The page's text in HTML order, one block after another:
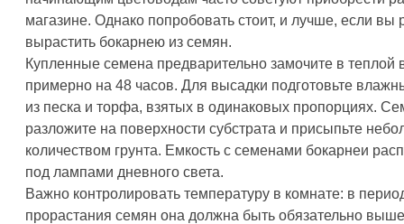
магазине. Однако попробовать стоит, и лучше, если вы
вырастить бокарнею из семян.
Купленные семена предварительно замочите в теплой
примерно на 48 часов. Для высадки подготовьте
из песка и торфа, взятых в одинаковых пропорциях.
разложите на поверхности субстрата и присыпьте
количеством грунта. Емкость с семенами бокарнеи
под лампами дневного света.
Важно контролировать температуру в комнате: в
прорастания семян она должна быть обязательно